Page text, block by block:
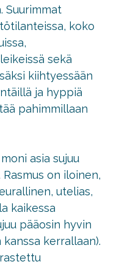
Suurimmat
koko
sekä
kiihtyessään
ja hyppiä
pahimmillaan
asia sujuu
on iloinen,
utelias,
kaikessa
pääosin hyvin
kerrallaan).